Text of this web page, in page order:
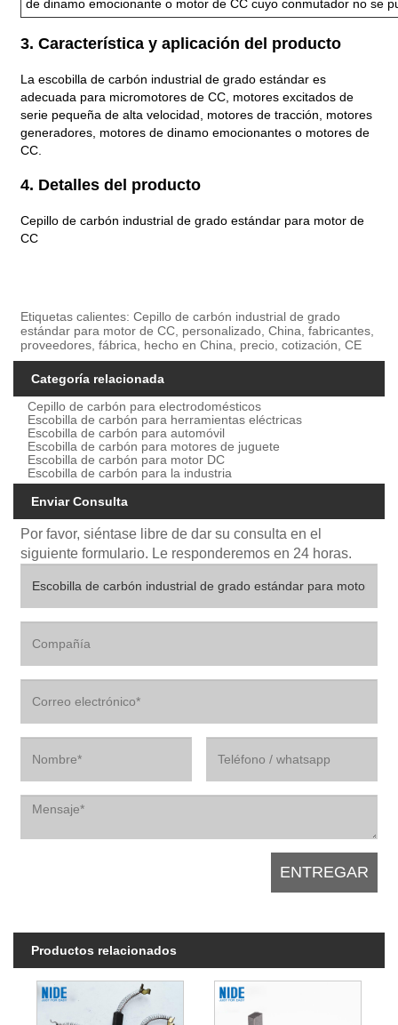
de dinamo emocionante o motor de CC cuyo conmutador no se
3. Característica y aplicación del producto
La escobilla de carbón industrial de grado estándar es
adecuada para micromotores de CC, motores excitados de
serie pequeña de alta velocidad, motores de tracción, motores
generadores, motores de dinamo emocionantes o motores de
CC.
4. Detalles del producto
Cepillo de carbón industrial de grado estándar para motor de
CC
Etiquetas calientes: Cepillo de carbón industrial de grado
estándar para motor de CC, personalizado, China, fabricantes,
proveedores, fábrica, hecho en China, precio, cotización, CE
Categoría relacionada
Cepillo de carbón para electrodomésticos
Escobilla de carbón para herramientas eléctricas
Escobilla de carbón para automóvil
Escobilla de carbón para motores de juguete
Escobilla de carbón para motor DC
Escobilla de carbón para la industria
Enviar Consulta
Por favor, siéntase libre de dar su consulta en el
siguiente formulario. Le responderemos en 24 horas.
Productos relacionados